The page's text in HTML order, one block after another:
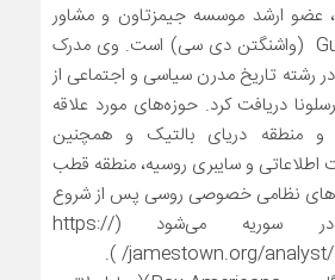
عضو ارشد موسسه جیمزتاون و مشاور
Gulf State Analytics (واشنگتن دی سی) است. وی مدرک
رشته تاریخ مدرن سیاسی و اجتماعی از
دریافت کرد. حوزه‌های مورد علاقه
و منطقه دریای بالتیک و همچنین
اطلاعاتی و سایبری روسیه، منطقه قطب
نظامی خصوصی روسی پس از شروع
جنگ داخلی در سوریه می‌شود (https://
jamestown.org/analyst/